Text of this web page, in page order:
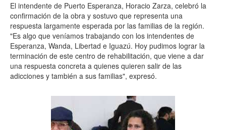
El intendente de Puerto Esperanza, Horacio Zarza, celebró la
confirmación de la obra y sostuvo que representa una
respuesta largamente esperada por las familias de la región.
"Es algo que veníamos trabajando con los intendentes de
Esperanza, Wanda, Libertad e Iguazú. Hoy pudimos lograr la
terminación de este centro de rehabilitación, que viene a dar
una respuesta concreta a quienes quieren salir de las
adicciones y también a sus familias", expresó.